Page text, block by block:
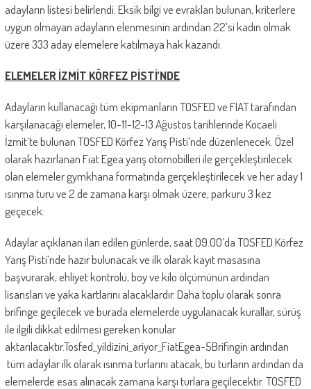
adayların listesi belirlendi. Eksik bilgi ve evrakları bulunan, kriterlere
uygun olmayan adayların elenmesinin ardından 22’si kadın olmak
üzere 333 aday elemelere katılmaya hak kazandı.
ELEMELER İZMİT KÖRFEZ PİSTİ’NDE
Adayların kullanacağı tüm ekipmanların TOSFED ve FIAT tarafından
karşılanacağı elemeler, 10-11-12-13 Ağustos tarihlerinde Kocaeli
İzmit’te bulunan TOSFED Körfez Yarış Pisti’nde düzenlenecek. Özel
olarak hazırlanan Fiat Egea yarış otomobilleri ile gerçekleştirilecek
olan elemeler gymkhana formatında gerçekleştirilecek ve her aday 1
ısınma turu ve 2 de zamana karşı olmak üzere, parkuru 3 kez
geçecek.
Adaylar açıklanan ilan edilen günlerde, saat 09.00’da TOSFED Körfez
Yarış Pisti’nde hazır bulunacak ve ilk olarak kayıt masasına
başvurarak, ehliyet kontrolü, boy ve kilo ölçümünün ardından
lisansları ve yaka kartlarını alacaklardır. Daha toplu olarak sonra
brifinge geçilecek ve burada elemelerde uygulanacak kurallar, sürüş
ile ilgili dikkat edilmesi gereken konular
aktarılacaktır.Tosfed_yildizini_ariyor_FiatEgea-5Brifingin ardından
tüm adaylar ilk olarak ısınma turlarını atacak, bu turların ardından da
elemelerde esas alınacak zamana karşı turlara geçilecektir. TOSFED